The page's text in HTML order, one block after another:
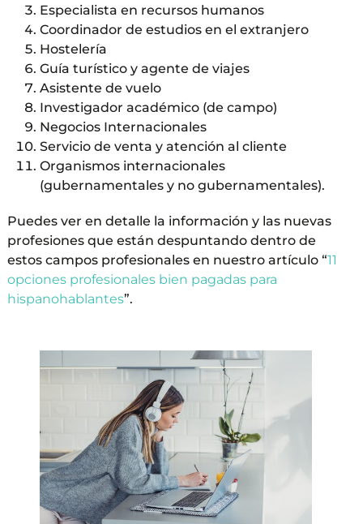
Especialista en recursos humanos
Coordinador de estudios en el extranjero
Hostelería
Guía turístico y agente de viajes
Asistente de vuelo
Investigador académico (de campo)
Negocios Internacionales
Servicio de venta y atención al cliente
Organismos internacionales
(gubernamentales y no gubernamentales).
Puedes ver en detalle la información y las nuevas
profesiones que están despuntando dentro de
estos campos profesionales en nuestro artículo “11
opciones profesionales bien pagadas para
hispanohablantes”.